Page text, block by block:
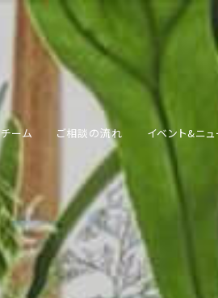
チーム ご相談の流れ イベント&ニュ